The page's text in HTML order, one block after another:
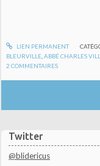
Twitter
@blidericus
LIEN PERMANENT
BLEURVILLE ,ABBÉ CHARLES
2 COMMENTAIRES